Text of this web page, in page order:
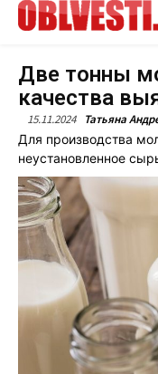
Две тонны
качества
15.11.2024 Татьяна
Для производства
неустановленное